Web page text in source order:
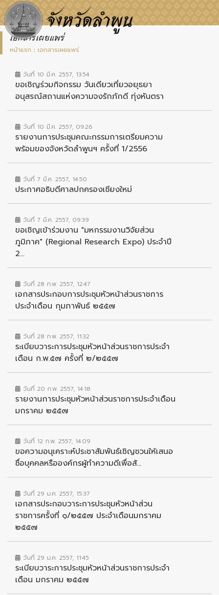
เอกสารเผยแพร่
หน้าแรก : เอกสารเผยแพร่
วันที่ 10 มี.ค. 2557, 13:54
ขอเชิญร่วมกิจกรรม วันเดียวเที่ยวอยุธยา
อนุสรณ์สถานแห่งความจงรักภักดี ทุ่งหันตรา
วันที่ 10 มี.ค. 2557, 09:26
รายงานการประชุมคณะกรรมการเตรียมความ
พร้อมของจังหวัดลำพูนฯ ครั้งที่ 1/2556
วันที่ 7 มี.ค. 2557, 14:50
ประกาศอธิบดีศาลปกครองเชียงใหม่
วันที่ 7 มี.ค. 2557, 09:39
ขอเชิญเข้าร่วมงาน "มหกรรมงานวิจัยส่วน
ภูมิภาค" (Regional Research Expo) ประจำปี
2...
วันที่ 28 ก.พ. 2557, 12:47
เอกสารประกอบการประชุมหัวหน้าส่วนราชการ
ประจำเดือน กุมภาพันธ์ ๒๕๕๗
วันที่ 28 ก.พ. 2557, 11:32
ระเบียบวาระการประชุมหัวหน้าส่วนราชการประจำ
เดือน ก.พ.๕๗ ครั้งที่ ๒/๒๕๕๗
วันที่ 20 ก.พ. 2557, 14:18
รายงานการประชุมหัวหน้าส่วนราชการประจำเดือน
มกราคม ๒๕๕๗
วันที่ 12 ก.พ. 2557, 14:09
ขอความอนุเคราะห์ประชาสัมพันธ์เชิญชวนให้เสนอ
ชื่อบุคคลหรือองค์กรผู้ทำความดีเพื่อสั...
วันที่ 29 ม.ค. 2557, 15:37
เอกสารประกอบวาระการประชุมหัวหน้าส่วน
ราชการครั้งที่ ๑/๒๕๕๗ ประจำเดือนมกราคม
๒๕๕๗
วันที่ 29 ม.ค. 2557, 11:45
ระเบียบวาระการประชุมหัวหน้าส่วนราชการประจำ
เดือน มกราคม ๒๕๕๗